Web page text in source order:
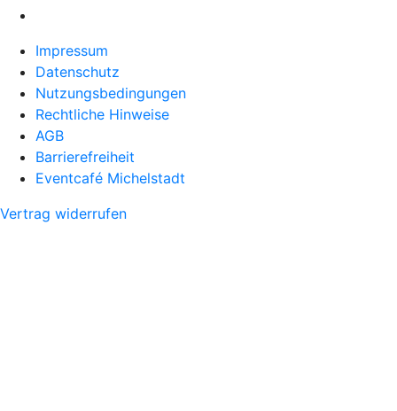
Impressum
Datenschutz
Nutzungsbedingungen
Rechtliche Hinweise
AGB
Barrierefreiheit
Eventcafé Michelstadt
Vertrag widerrufen